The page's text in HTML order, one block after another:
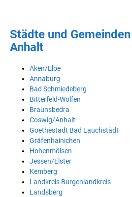
Städte und
Anhalt
Aken/Elbe
Annaburg
Bad Schmiedeberg
Bitterfeld-Wolfen
Braunsbedra
Coswig/Anhalt
Goethestadt Bad Lauchstädt
Gräfenhainichen
Hohenmölsen
Jessen/Elster
Kemberg
Landkreis Burgenlandkreis
Landsberg